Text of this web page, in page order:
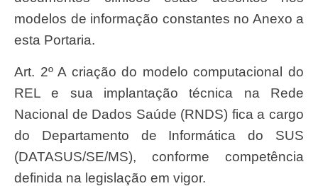
modelos de informação constantes no Anexo a
esta Portaria.
Art. 2º A criação do modelo computacional do
REL e sua implantação técnica na Rede
Nacional de Dados Saúde (RNDS) fica a cargo
do Departamento de Informática do SUS
(DATASUS/SE/MS), conforme competência
definida na legislação em vigor.